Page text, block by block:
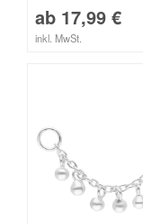
ab 17,99 €
inkl. MwSt.